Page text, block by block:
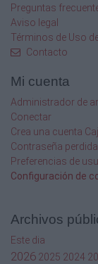
Preguntas
Aviso legal
Términos de Uso
Contacto
Mi cuenta
Administrador de
Conectar
Crea una cuenta
Contraseña perdida
Preferencias de
Configuración de
Archivos
Este dia
2026 2025 2024